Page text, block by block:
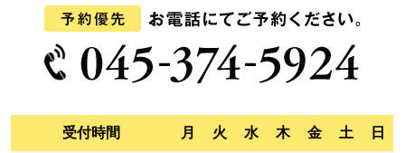
受付時間 月 火 水 木 金 土 日